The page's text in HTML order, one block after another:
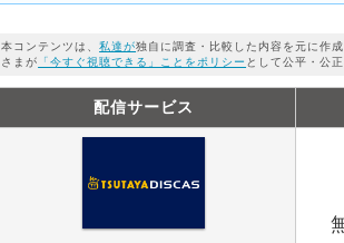
本コンテンツは、私達が独自に調査・比較した内容を元に作
さまが 「今すぐ視聴できる」ことをポリシー として公平・公
配信サービス